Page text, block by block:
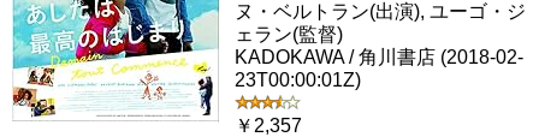
ヌ・ベルトラン(出演), ユーゴ・ジ
ェラン(監督)
KADOKAWA / 角川書店 (2018-02-
23T00:00:01Z)
￥2,357